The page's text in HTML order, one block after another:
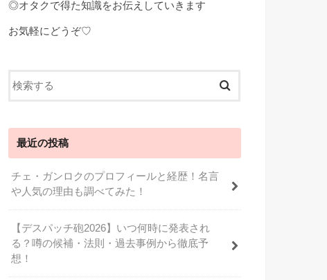
◎オタクで得た知識をお伝えしていきます
お気軽にどうぞ♡
最近の投稿
チェ・ガンロクのプロフィールと経歴！名言
や人気の理由も調べてみた！
【デスパッチ砲2026】いつ何時に発表され
る？噂の候補・法則・過去事例から徹底予
想！